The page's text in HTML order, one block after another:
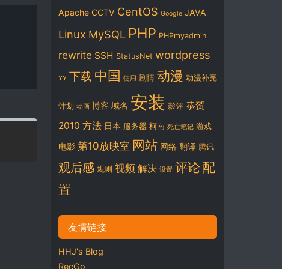
Apache CCTV CentOS Google JAVA
Linux MySQL PHP PHPmyadmin
rewrite SSH StatusNet wordpress
YY 下载 中国 使用 剧情 动漫 动漫补完
计划 动画 博客 域名 安装 影评 恭贺
2010 方法 日本 服务器 柯南 死亡笔记 游戏
电影 第10放映室 网站 网络 翻译 腾讯
观后感 规则 视频 解决 设置 评论 配
置
友情链接
HHJ's Blog
RecGo